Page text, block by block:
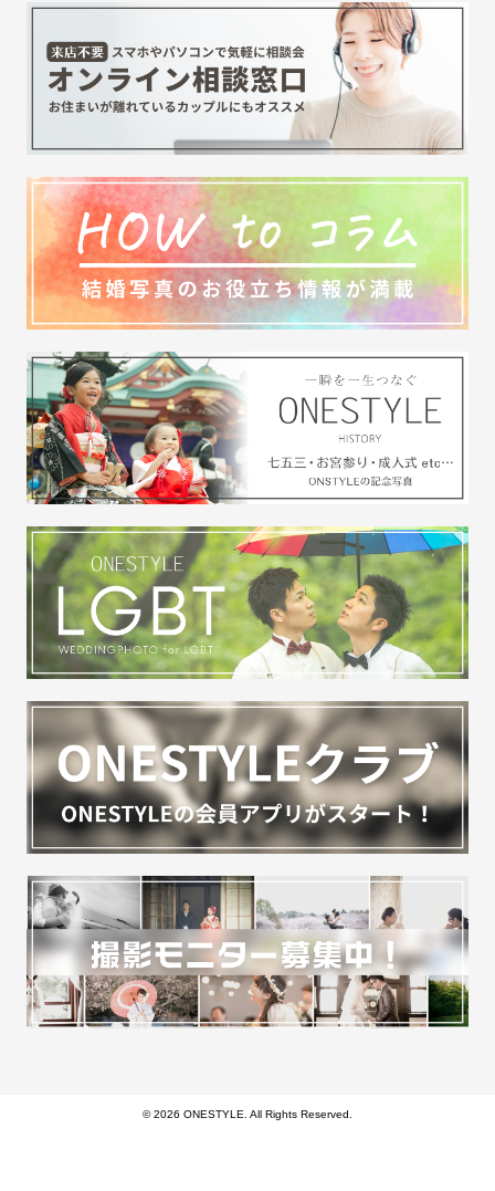
© 2026 ONESTYLE. All Rights Reserved.